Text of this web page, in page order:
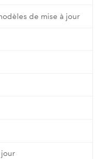
de mise à jour